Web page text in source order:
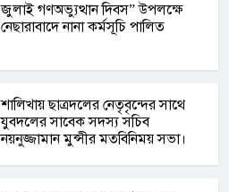
জুলাই গণঅভ্যুত্থান দিবস” উপলক্ষে
নেছারাবাদে নানা কর্মসূচি পালিত
শালিখায় ছাত্রদলের নেতৃবৃন্দের সাথে
যুবদলের সাবেক সদস্য সচিব
নয়নুজ্জামান মুন্সীর মতবিনিময় সভা।